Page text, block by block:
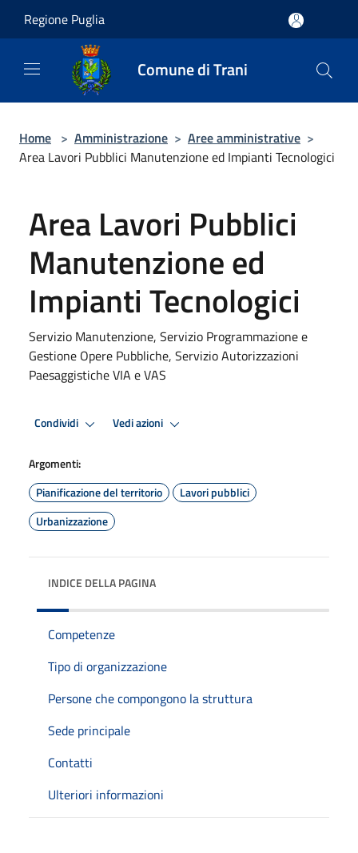
Regione Puglia
Comune di Trani
Home > Amministrazione > Aree amministrative >
Area Lavori Pubblici Manutenzione ed Impianti Tecnologici
Area Lavori Pubblici
Manutenzione ed
Impianti Tecnologici
Servizio Manutenzione, Servizio Programmazione e
Gestione Opere Pubbliche, Servizio Autorizzazioni
Paesaggistiche VIA e VAS
Condividi Vedi azioni
Argomenti:
Pianificazione del territorio
Lavori pubblici
Urbanizzazione
INDICE DELLA PAGINA
Competenze
Tipo di organizzazione
Persone che compongono la struttura
Sede principale
Contatti
Ulteriori informazioni